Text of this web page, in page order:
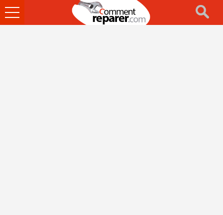
Ouvrir
le